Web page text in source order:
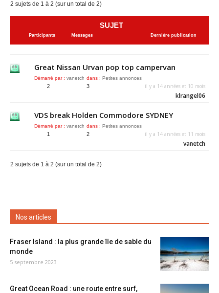
2 sujets de 1 à 2 (sur un total de 2)
SUJET
Participants Messages Dernière publication
Great Nissan Urvan pop top campervan
Démarré par : vanetch dans : Petites annonces
2 3 il y a 14 années et 10 mois
klrangel06
VDS break Holden Commodore SYDNEY
Démarré par : vanetch dans : Petites annonces
1 2 il y a 14 années et 11 mois
vanetch
2 sujets de 1 à 2 (sur un total de 2)
Nos articles
Fraser Island : la plus grande île de sable du
monde
5 septembre 2023
Great Ocean Road : une route entre surf,